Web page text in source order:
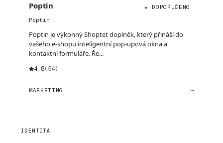
Poptin
★ DOPORUČENO
Poptin
Poptin je výkonný Shoptet doplněk, který přináší do
vašeho e-shopu inteligentní pop-upová okna a
kontaktní formuláře. Ře...
4,8(54)
MARKETING →
IDENTITA